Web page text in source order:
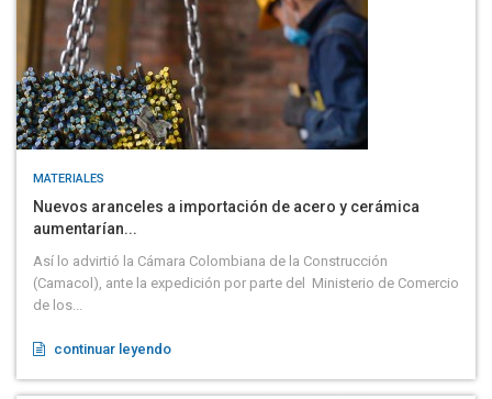
MATERIALES
Nuevos aranceles a importación de acero y cerámica
aumentarían...
Así lo advirtió la Cámara Colombiana de la Construcción
(Camacol), ante la expedición por parte del Ministerio de Comercio
de los...
continuar leyendo